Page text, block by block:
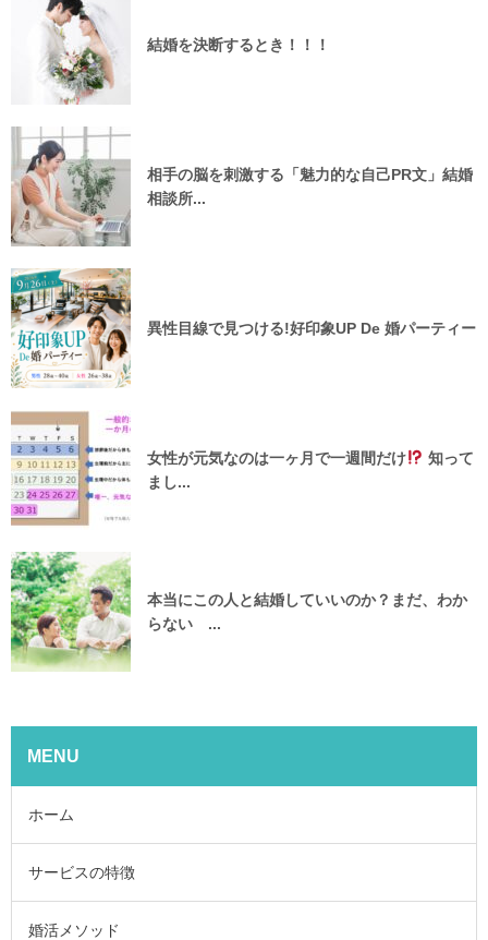
結婚を決断するとき！！！
相手の脳を刺激する「魅力的な自己PR文」結婚
相談所...
異性目線で見つける!好印象UP De 婚パーティー
女性が元気なのは一ヶ月で一週間だけ
知って
まし...
本当にこの人と結婚していいのか？まだ、わか
らない ...
MENU
ホーム
サービスの特徴
婚活メソッド